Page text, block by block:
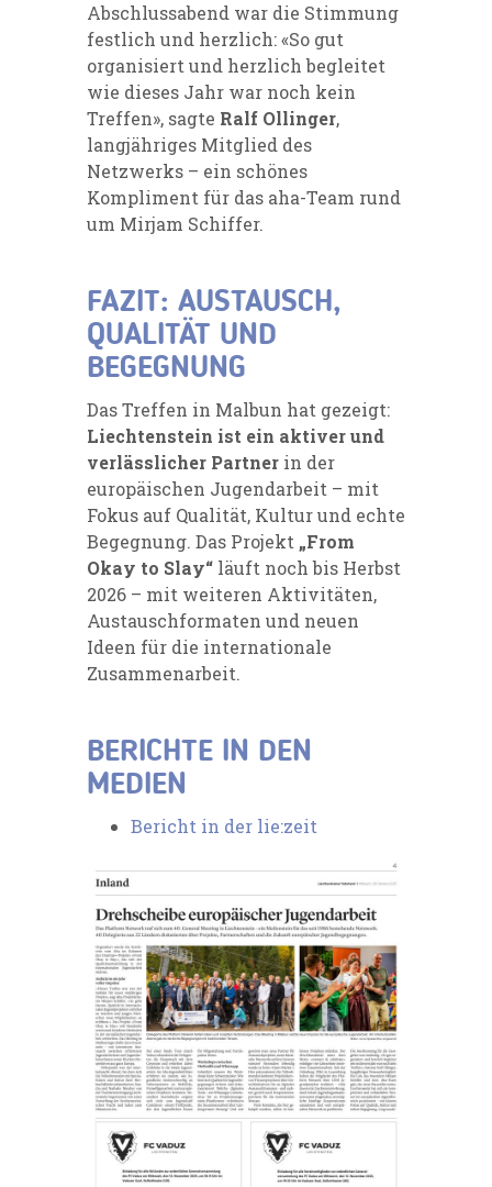
Abschlussabend war die Stimmung
festlich und herzlich: «So gut
organisiert und herzlich begleitet
wie dieses Jahr war noch kein
Treffen», sagte Ralf Ollinger,
langjähriges Mitglied des
Netzwerks – ein schönes
Kompliment für das aha-Team rund
um Mirjam Schiffer.
FAZIT: AUSTAUSCH,
QUALITÄT UND
BEGEGNUNG
Das Treffen in Malbun hat gezeigt:
Liechtenstein ist ein aktiver und
verlässlicher Partner in der
europäischen Jugendarbeit – mit
Fokus auf Qualität, Kultur und echte
Begegnung. Das Projekt „From
Okay to Slay“ läuft noch bis Herbst
2026 – mit weiteren Aktivitäten,
Austauschformaten und neuen
Ideen für die internationale
Zusammenarbeit.
BERICHTE IN DEN
MEDIEN
Bericht in der lie:zeit